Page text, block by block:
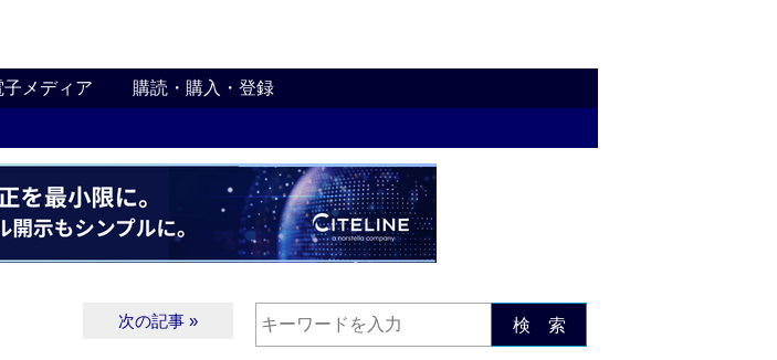
メディア 購読・購入・登録
次の記事 » 検 索